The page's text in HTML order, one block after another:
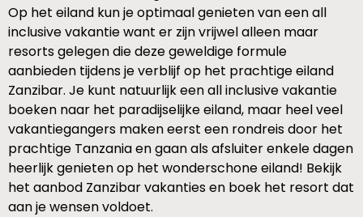
Op het eiland kun je optimaal genieten van een all
inclusive vakantie want er zijn vrijwel alleen maar
resorts gelegen die deze geweldige formule
aanbieden tijdens je verblijf op het prachtige eiland
Zanzibar. Je kunt natuurlijk een all inclusive vakantie
boeken naar het paradijselijke eiland, maar heel veel
vakantiegangers maken eerst een rondreis door het
prachtige Tanzania en gaan als afsluiter enkele dagen
heerlijk genieten op het wonderschone eiland! Bekijk
het aanbod Zanzibar vakanties en boek het resort dat
aan je wensen voldoet.